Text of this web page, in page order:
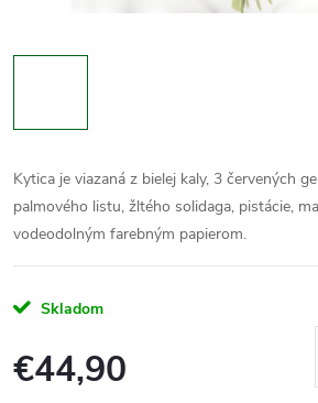
Kytica je viazaná z bielej kaly, 3 červených
palmového listu, žltého solidaga, pistácie,
vodeodolným farebným papierom.
Skladom
€44,90